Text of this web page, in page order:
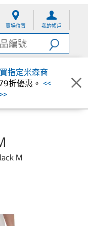
賣場位置 我的帳戶
指定米森商
折優惠。 <<
M